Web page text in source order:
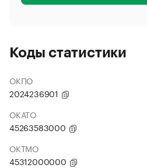
Коды статистики
ОКПО
2024236901
ОКАТО
45263583000
ОКТМО
45312000000